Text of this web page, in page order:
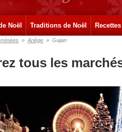
Noël Traditions de Noël
» Ariège » Gajan
tous les